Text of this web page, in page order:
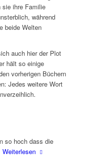
sie ihre Familie
während
beide Welten
auch hier der Plot
hält so einige
vorherigen Büchern
Jedes weitere Wort
so hoch dass die
Weiterlesen